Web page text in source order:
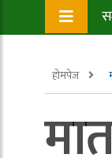
होमपेज